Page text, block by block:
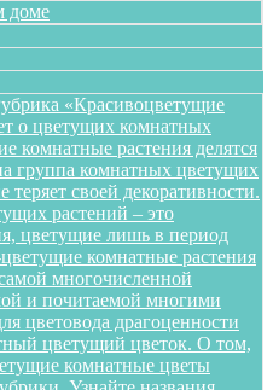
доме
«Красивоцветущие
о цветущих комнатных
комнатные растения делятся
группа комнатных цветущих
теряет своей декоративности.
растений – это
цветущие лишь в период
комнатные растения
многочисленной
и почитаемой многими
цветовода драгоценности
цветущий цветок. О том,
комнатные цветы